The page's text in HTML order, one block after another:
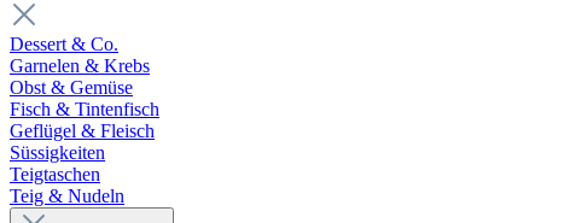
Dessert & Co.
Garnelen & Krebs
Obst & Gemüse
Fisch & Tintenfisch
Geflügel & Fleisch
Süssigkeiten
Teigtaschen
Teig & Nudeln